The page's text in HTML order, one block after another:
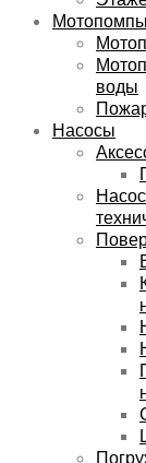
Мотопомпы
воды
Насосы